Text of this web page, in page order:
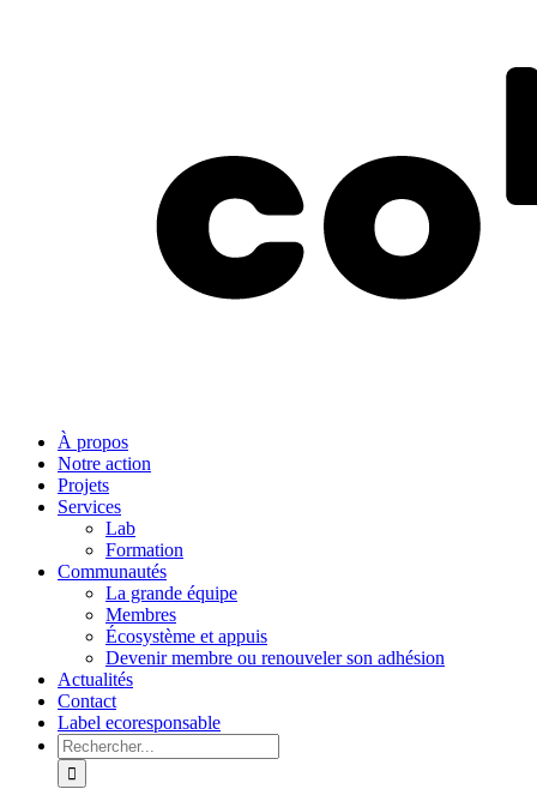
À propos
Notre action
Projets
Services
Lab
Formation
Communautés
La grande équipe
Membres
Écosystème et appuis
Devenir membre ou renouveler son adhésion
Actualités
Contact
Label ecoresponsable
Rechercher: